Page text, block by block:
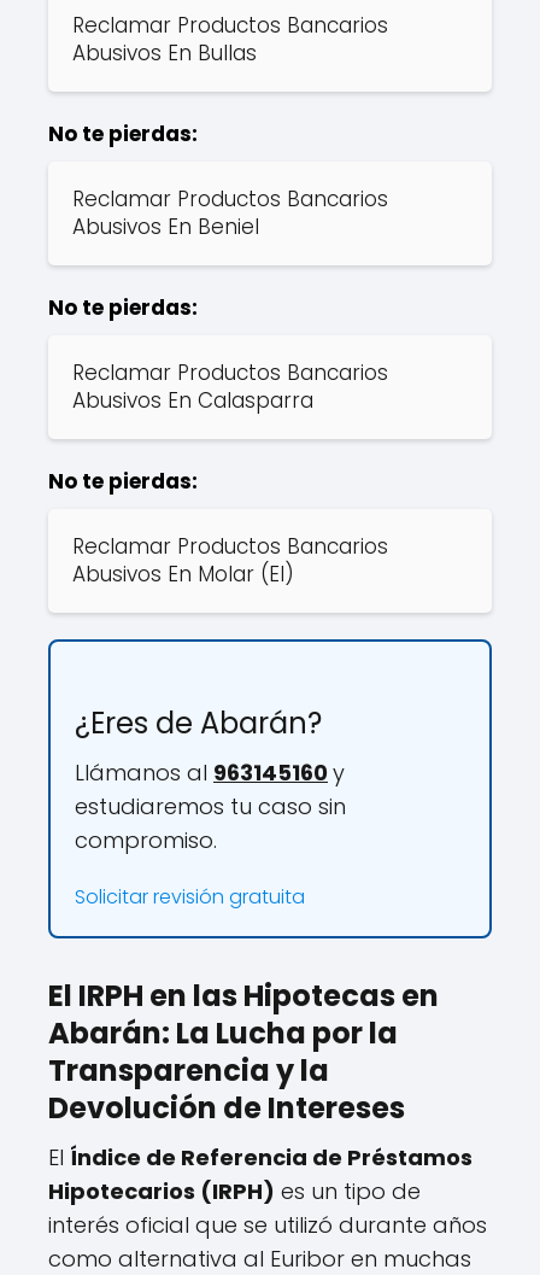
Reclamar Productos Bancarios
Abusivos En Bullas
No te pierdas:
Reclamar Productos Bancarios
Abusivos En Beniel
No te pierdas:
Reclamar Productos Bancarios
Abusivos En Calasparra
No te pierdas:
Reclamar Productos Bancarios
Abusivos En Molar (El)
¿Eres de Abarán?
Llámanos al 963145160y
estudiaremos tu caso sin
compromiso.
Solicitar revisión gratuita
El IRPH en las Hipotecas en
Abarán: La Lucha por la
Transparencia y la
Devolución de Intereses
El Índice de Referencia de Préstamos
Hipotecarios (IRPH) es un tipo de
interés oficial que se utilizó durante años
como alternativa al Euribor en muchas